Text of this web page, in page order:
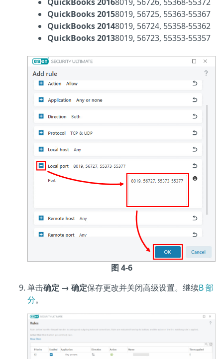
QuickBooks 20158019, 56725, 55363-55367
QuickBooks 20148019, 56724, 55358-55362
QuickBooks 20138019, 56723, 55353-55357
图 4-6
单击确定 → 确定保存更改并关闭高级设置。继续B 部
分。